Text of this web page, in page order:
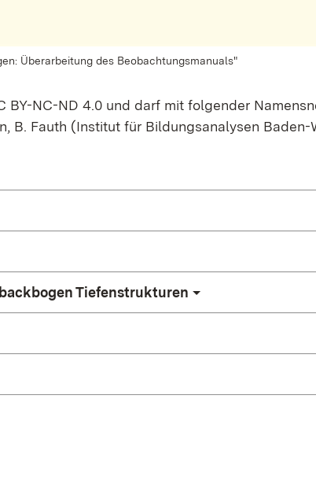
Überarbeitung des Beobachtungsmanuals"
BY-NC-ND 4.0 und darf mit folgender
B. Fauth (Institut für Bildungsanalysen
Tiefenstrukturen